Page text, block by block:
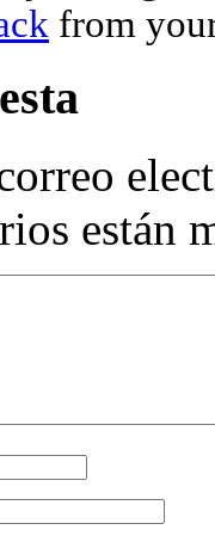
from
están